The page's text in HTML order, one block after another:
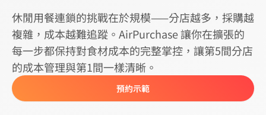
休閒用餐連鎖的挑戰在於規模——分店越多，採購越
複雜，成本越難追蹤。AirPurchase 讓你在擴張的
每一步都保持對食材成本的完整掌控，讓第5間分店
的成本管理與第1間一樣清晰。
預約示範